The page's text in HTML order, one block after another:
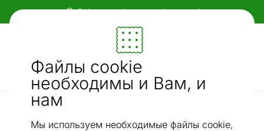
Файлы cookie
необходимы и Вам, и
нам
Мы используем необходимые файлы cookie,
Гибкие и удобные способы оплаты!
Мебель и убранство - ON24
Ищи...
Стулья из массива дуба Irma, 2 шт